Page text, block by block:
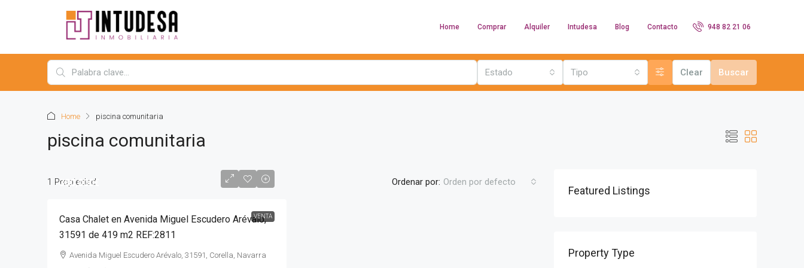
Home Comprar Alquiler Intudesa Blog Contacto 948 82 21 06
Estado Tipo Clear Buscar
Home piscina comunitaria
piscina comunitaria
1 Propiedad Ordenar por: Orden por defecto
VENTA
380,000€
Casa Chalet en Avenida Miguel Escudero Arévalo,
31591 de 419 m2 REF:2811
Avenida Miguel Escudero Arévalo, 31591, Corella, Navarra
Featured Listings
Property Type